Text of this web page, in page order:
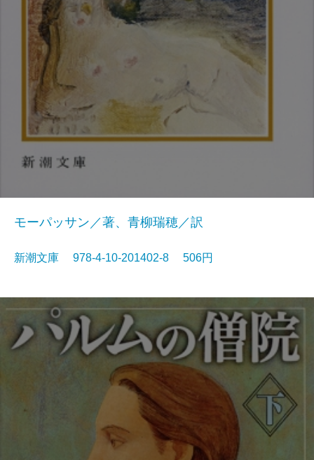
モーパッサン／著、青柳瑞穂／訳
新潮文庫 978-4-10-201402-8 506円